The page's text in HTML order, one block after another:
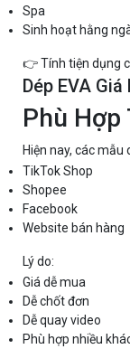
Spa
Sinh hoạt hằng
👉 Tính tiện dụng
Dép EVA
Phù
Hiện nay, các
TikTok Shop
Shopee
Facebook
Website bán hàng
Lý do:
Giá dễ mua
Dễ chốt đơn
Dễ quay video
Phù hợp nhiều